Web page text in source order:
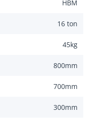
HBM
16 ton
45kg
800mm
700mm
300mm